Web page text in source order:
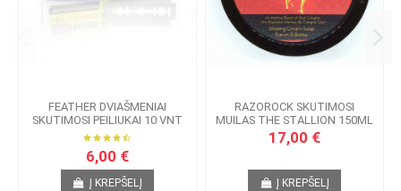
FEATHER DVIAŠMENIAI
SKUTIMOSI PEILIUKAI 10 VNT
6,00 €
Į KREPŠELĮ
RAZOROCK SKUTIMOSI
MUILAS THE STALLION 150ML
17,00 €
Į KREPŠELĮ